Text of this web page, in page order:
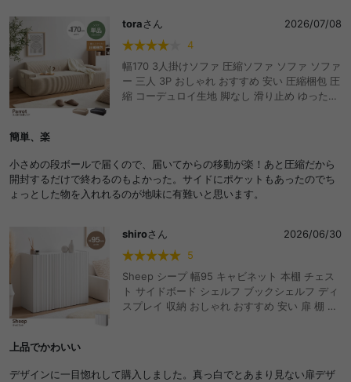
toraさん
2026/07/08
4
幅170 3人掛けソファ 圧縮ソファ ソファ ソファ
ー 三人 3P おしゃれ おすすめ 安い 圧縮梱包 圧
縮 コーデュロイ生地 脚なし 滑り止め ゆったり
簡単、楽
小さめの段ボールで届くので、届いてからの移動が楽！あと圧縮だから
開封するだけで終わるのもよかった。サイドにポケットもあったのでち
ょっとした物を入れれるのが地味に有難いと思います。
shiroさん
2026/06/30
5
Sheep シープ 幅95 キャビネット 本棚 チェス
ト サイドボード シェルフ ブックシェルフ ディ
スプレイ 収納 おしゃれ おすすめ 安い 扉 棚 可
上品でかわいい
デザインに一目惚れして購入しました。真っ白でとあまり見ない扉デザ